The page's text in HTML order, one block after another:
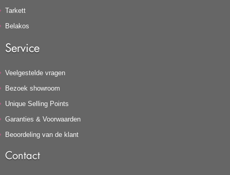
Tarkett
Belakos
Service
Veelgestelde vragen
Bezoek showroom
Unique Selling Points
Garanties & Voorwaarden
Beoordeling van de klant
Contact